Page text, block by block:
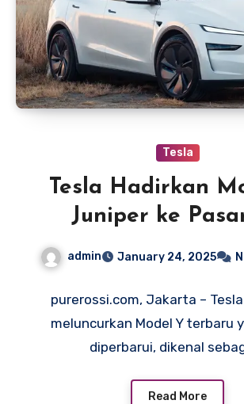
Tesla
Tesla Hadirkan
Juniper ke
admin January 24, 2025
purerossi.com, Jakarta –
meluncurkan Model Y terbaru
diperbarui, dikenal
Read More